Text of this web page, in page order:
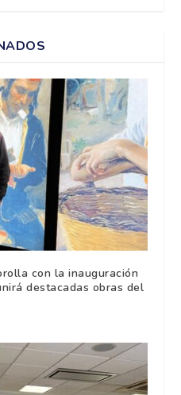
con la inauguración
destacadas obras del